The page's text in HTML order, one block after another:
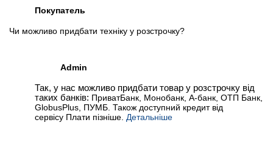
Покупатель
Чи можливо придбати техніку у розстрочку?
Admin
Так, у нас можливо придбати товар у розстрочку від
таких банків: ПриватБанк, Монобанк, А-банк, ОТП Банк,
GlobusPlus, ПУМБ. Також доступний кредит від
сервісу Плати пізніше. Детальніше